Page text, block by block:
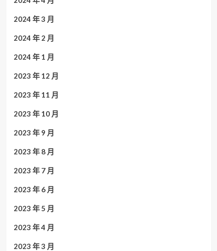
2024 年 3 月
2024 年 2 月
2024 年 1 月
2023 年 12 月
2023 年 11 月
2023 年 10 月
2023 年 9 月
2023 年 8 月
2023 年 7 月
2023 年 6 月
2023 年 5 月
2023 年 4 月
2023 年 3 月